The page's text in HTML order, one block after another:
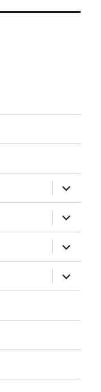
anzeigen
anzeigen
anzeigen
anzeigen